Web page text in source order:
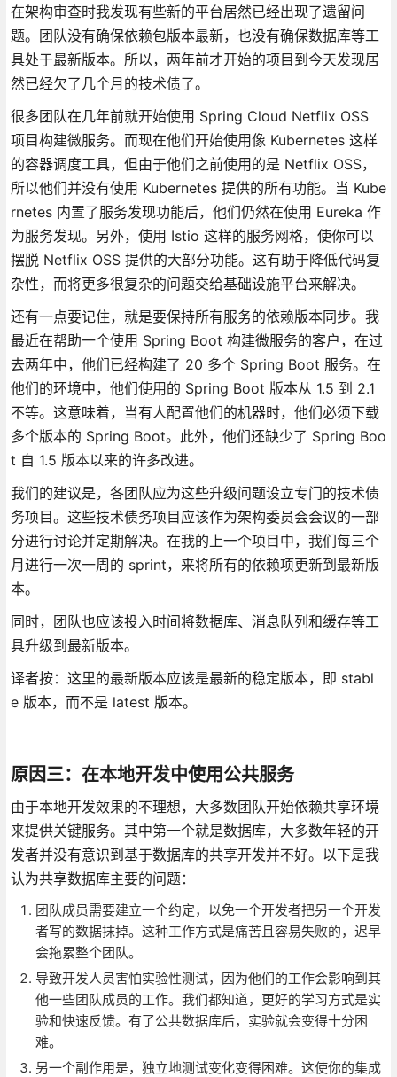
在架构审查时我发现有些新的平台居然已经出现了遗留问
题。团队没有确保依赖包版本最新，也没有确保数据库等工
具处于最新版本。所以，两年前才开始的项目到今天发现居
然已经欠了几个月的技术债了。
很多团队在几年前就开始使用 Spring Cloud Netflix OSS
项目构建微服务。而现在他们开始使用像 Kubernetes 这样
的容器调度工具，但由于他们之前使用的是 Netflix OSS，
所以他们并没有使用 Kubernetes 提供的所有功能。当 Kube
rnetes 内置了服务发现功能后，他们仍然在使用 Eureka 作
为服务发现。另外，使用 Istio 这样的服务网格，使你可以
摆脱 Netflix OSS 提供的大部分功能。这有助于降低代码复
杂性，而将更多很复杂的问题交给基础设施平台来解决。
还有一点要记住，就是要保持所有服务的依赖版本同步。我
最近在帮助一个使用 Spring Boot 构建微服务的客户，在过
去两年中，他们已经构建了 20 多个 Spring Boot 服务。在
他们的环境中，他们使用的 Spring Boot 版本从 1.5 到 2.1
不等。这意味着，当有人配置他们的机器时，他们必须下载
多个版本的 Spring Boot。此外，他们还缺少了 Spring Boo
t 自 1.5 版本以来的许多改进。
我们的建议是，各团队应为这些升级问题设立专门的技术债
务项目。这些技术债务项目应该作为架构委员会会议的一部
分进行讨论并定期解决。在我的上一个项目中，我们每三个
月进行一次一周的 sprint，来将所有的依赖项更新到最新版
本。
同时，团队也应该投入时间将数据库、消息队列和缓存等工
具升级到最新版本。
译者按：这里的最新版本应该是最新的稳定版本，即 stabl
e 版本，而不是 latest 版本。
原因三：在本地开发中使用公共服务
由于本地开发效果的不理想，大多数团队开始依赖共享环境
来提供关键服务。其中第一个就是数据库，大多数年轻的开
发者并没有意识到基于数据库的共享开发并不好。以下是我
认为共享数据库主要的问题：
团队成员需要建立一个约定，以免一个开发者把另一个开发
者写的数据抹掉。这种工作方式是痛苦且容易失败的，迟早
会拖累整个团队。
导致开发人员害怕实验性测试，因为他们的工作会影响到其
他一些团队成员的工作。我们都知道，更好的学习方式是实
验和快速反馈。有了公共数据库后，实验就会变得十分困
难。
另一个副作用是，独立地测试变化变得困难。这使你的集成